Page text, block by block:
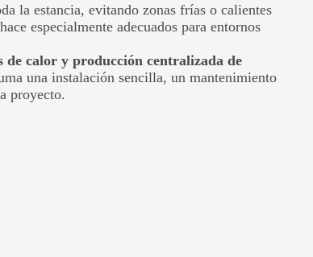
la estancia, evitando zonas frías o calientes
especialmente adecuados para entornos
de calor y producción centralizada de
una instalación sencilla, un mantenimiento
proyecto.